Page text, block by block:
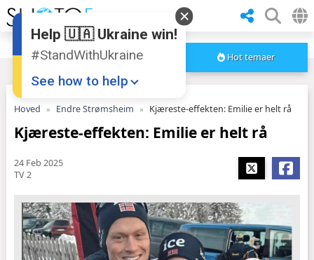
Hot temaer
Hoved Endre Strømsheim Kjæreste-effekten: Emilie er helt rå
Kjæreste-effekten: Emilie er helt rå
24 Feb 2025
TV 2
Help 🇺🇦 Ukraine win!
#StandWithUkraine
See how to help
Donate
💸
Support Ukraine
❤